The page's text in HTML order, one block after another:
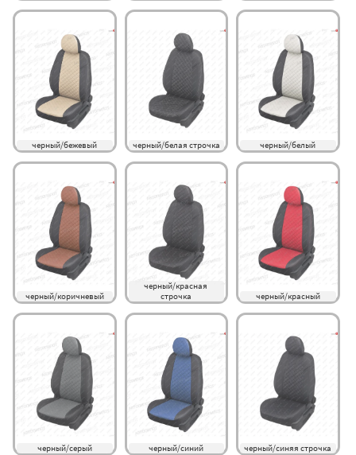
черный/бежевый черный/белая строчка черный/белый
черный/коричневый
черный/красная
строчка
черный/красный
черный/серый черный/синий черный/синяя строчка